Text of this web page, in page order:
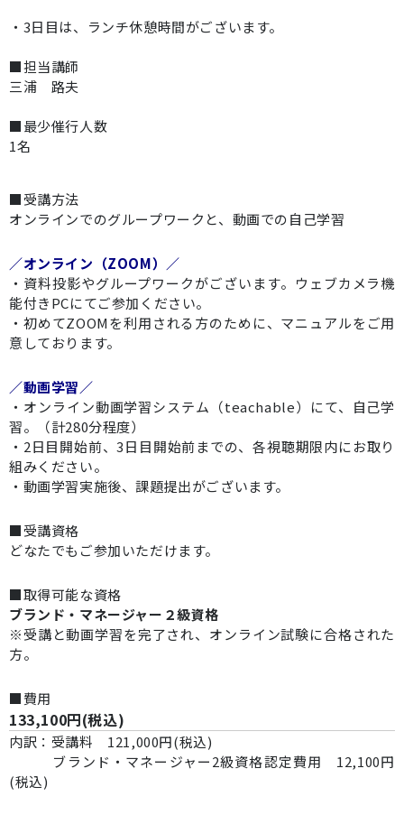
・3日目は、ランチ休憩時間がございます。
■担当講師
三浦 路夫
■最少催行人数
1名
■受講方法
オンラインでのグループワークと、動画での自己学習
／オンライン（ZOOM）／
・資料投影やグループワークがございます。ウェブカメラ機
能付きPCにてご参加ください。
・初めてZOOMを利用される方のために、マニュアルをご用
意しております。
／動画学習／
・オンライン動画学習システム（teachable）にて、自己学
習。（計280分程度）
・2日目開始前、3日目開始前までの、各視聴期限内にお取り
組みください。
・動画学習実施後、課題提出がございます。
■受講資格
どなたでもご参加いただけます。
■取得可能な資格
ブランド・マネージャー２級資格
※受講と動画学習を完了され、オンライン試験に合格された
方。
■費用
133,100円(税込)
内訳：受講料 121,000円(税込)
ブランド・マネージャー2級資格認定費用 12,100円
(税込)